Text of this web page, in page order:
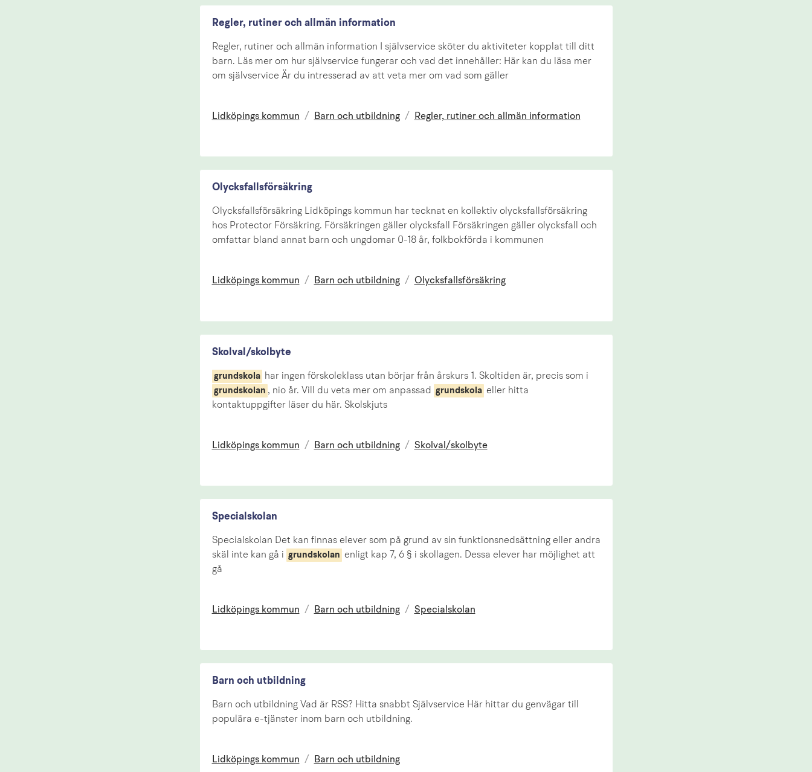
Regler, rutiner och allmän information
Regler, rutiner och allmän information I självservice sköter du aktiviteter kopplat till ditt
barn. Läs mer om hur självservice fungerar och vad det innehåller: Här kan du läsa mer
om självservice Är du intresserad av att veta mer om vad som gäller
Lidköpings kommun / Barn och utbildning / Regler, rutiner och allmän information
Olycksfallsförsäkring
Olycksfallsförsäkring Lidköpings kommun har tecknat en kollektiv olycksfallsförsäkring
hos Protector Försäkring. Försäkringen gäller olycksfall Försäkringen gäller olycksfall och
omfattar bland annat barn och ungdomar 0-18 år, folkbokförda i kommunen
Lidköpings kommun / Barn och utbildning / Olycksfallsförsäkring
Skolval/skolbyte
grundskola har ingen förskoleklass utan börjar från årskurs 1. Skoltiden är, precis som i
grundskolan , nio år. Vill du veta mer om anpassad grundskola eller hitta
kontaktuppgifter läser du här. Skolskjuts
Lidköpings kommun / Barn och utbildning / Skolval/skolbyte
Specialskolan
Specialskolan Det kan finnas elever som på grund av sin funktionsnedsättning eller andra
skäl inte kan gå i grundskolan enligt kap 7, 6 § i skollagen. Dessa elever har möjlighet att
gå
Lidköpings kommun / Barn och utbildning / Specialskolan
Barn och utbildning
Barn och utbildning Vad är RSS? Hitta snabbt Självservice Här hittar du genvägar till
populära e-tjänster inom barn och utbildning.
Lidköpings kommun / Barn och utbildning